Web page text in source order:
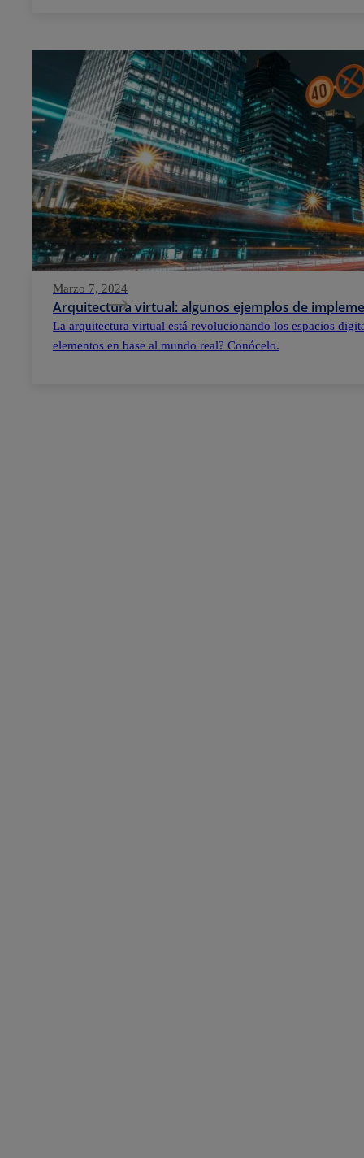
Marzo 7, 2024
Arquitectura virtual: algunos ejemplos de
La arquitectura virtual está revolucionando los espacios
elementos en base al mundo real? Conócelo.